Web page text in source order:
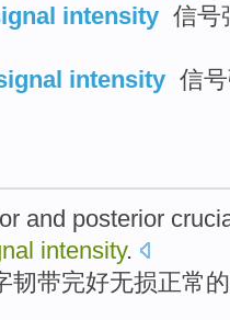
intensity 信号
intensity 信
and posterior
intensity.
韧带完好无损正常的